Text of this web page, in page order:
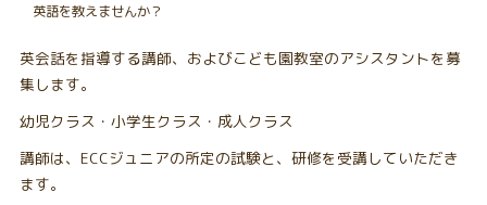
英語を教えませんか？
英会話を指導する講師、およびこども園教室のアシスタントを募
集します。
幼児クラス・小学生クラス・成人クラス
講師は、ECCジュニアの所定の試験と、研修を受講していただき
ます。